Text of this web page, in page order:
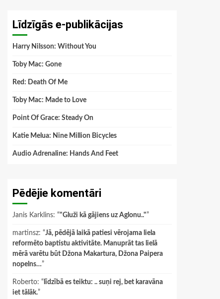
Līdzīgās e-publikācijas
Harry Nilsson: Without You
Toby Mac: Gone
Red: Death Of Me
Toby Mac: Made to Love
Point Of Grace: Steady On
Katie Melua: Nine Million Bicycles
Audio Adrenaline: Hands And Feet
Pēdējie komentāri
Janis Karklins: “"Gluži kā gājiens uz Aglonu.."”
martinsz: “Jā, pēdējā laikā patiesi vērojama liela
reformēto baptistu aktivitāte. Manuprāt tas lielā
mērā varētu būt Džona Makartura, Džona Paipera
nopelns…”
Roberto: “ līdzībā es teiktu: .. suņi rej, bet karavāna
iet tālāk.”